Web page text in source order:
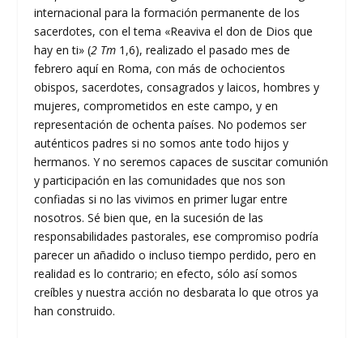
internacional para la formación permanente de los
sacerdotes, con el tema «Reaviva el don de Dios que
hay en ti» (2 Tm 1,6), realizado el pasado mes de
febrero aquí en Roma, con más de ochocientos
obispos, sacerdotes, consagrados y laicos, hombres y
mujeres, comprometidos en este campo, y en
representación de ochenta países. No podemos ser
auténticos padres si no somos ante todo hijos y
hermanos. Y no seremos capaces de suscitar comunión
y participación en las comunidades que nos son
confiadas si no las vivimos en primer lugar entre
nosotros. Sé bien que, en la sucesión de las
responsabilidades pastorales, ese compromiso podría
parecer un añadido o incluso tiempo perdido, pero en
realidad es lo contrario; en efecto, sólo así somos
creíbles y nuestra acción no desbarata lo que otros ya
han construido.